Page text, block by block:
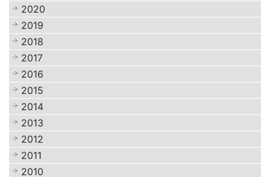
2020
2019
2018
2017
2016
2015
2014
2013
2012
2011
2010